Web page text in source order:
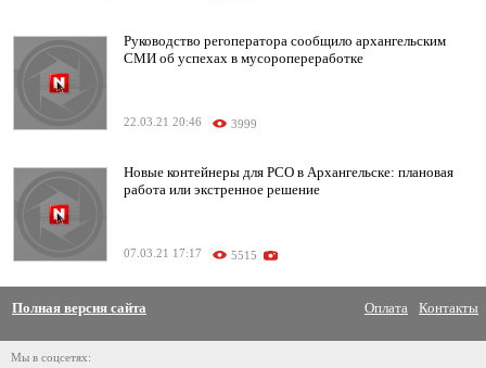
Руководство регоператора сообщило архангельским
СМИ об успехах в мусоропереработке
22.03.21 20:46 3999
Новые контейнеры для РСО в Архангельске: плановая
работа или экстренное решение
07.03.21 17:17 5515
Полная версия сайта Оплата Контакты
Мы в соцсетях: